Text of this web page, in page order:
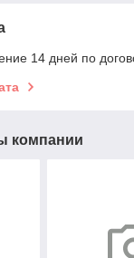
14 дней по
компании